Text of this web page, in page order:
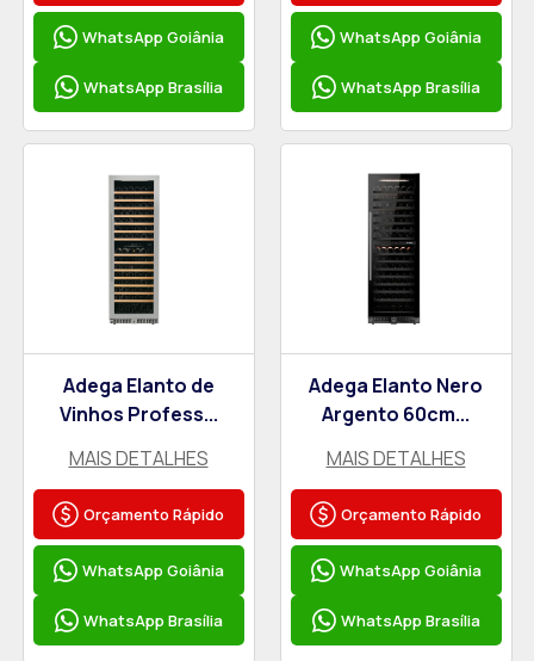
WhatsApp Goiânia
WhatsApp Brasília
WhatsApp Goiânia
WhatsApp Brasília
Adega Elanto de
Vinhos Profess...
MAIS DETALHES
Orçamento Rápido
WhatsApp Goiânia
WhatsApp Brasília
Adega Elanto Nero
Argento 60cm...
MAIS DETALHES
Orçamento Rápido
WhatsApp Goiânia
WhatsApp Brasília